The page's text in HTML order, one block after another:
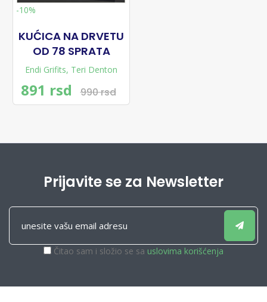
-10%
KUĆICA NA DRVETU
OD 78 SPRATA
Endi Grifits, Teri Denton
891 rsd 990 rsd
Prijavite se za Newsletter
Čitao sam i složio se sa uslovima korišćenja